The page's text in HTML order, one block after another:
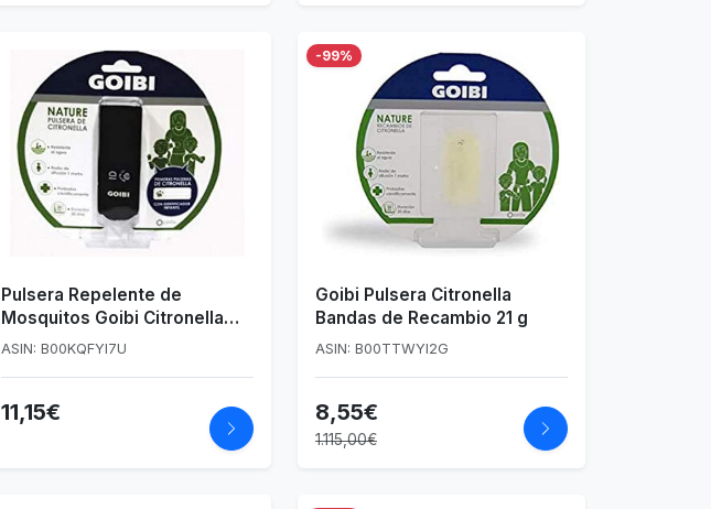
Pulsera Repelente de
Mosquitos Goibi Citronella
Negra
ASIN: B00KQFYI7U
11,15€
-99%
Goibi Pulsera Citronella
Bandas de Recambio 21 g
ASIN: B00TTWYI2G
8,55€
1.115,00€